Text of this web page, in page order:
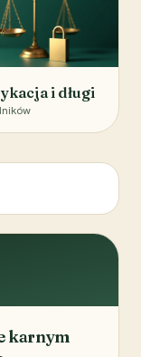
i długi
karnym